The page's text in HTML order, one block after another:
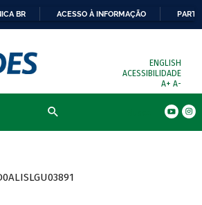
BR ACESSO À INFORMAÇÃO
ENGLISH
ACESSIBILIDADE
A+ A-